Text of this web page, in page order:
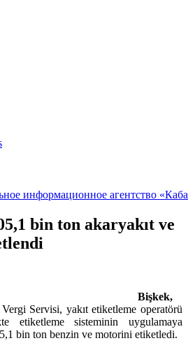
bin ton akaryakıt ve
Bişkek,
Servisi, yakıt etiketleme operatörü
sisteminin uygulamaya
bin ton benzin ve motorini etiketledi.